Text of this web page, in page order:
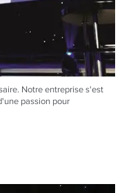
Notre entreprise s'est
passion pour